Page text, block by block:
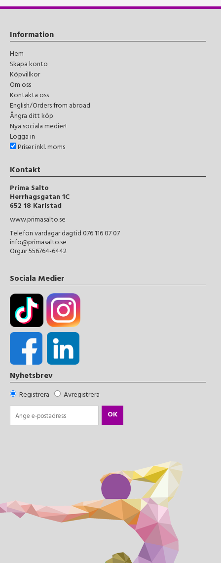
Information
Hem
Skapa konto
Köpvillkor
Om oss
Kontakta oss
English/Orders from abroad
Ångra ditt köp
Nya sociala medier!
Logga in
Priser inkl. moms
Kontakt
Prima Salto
Herrhagsgatan 1C
652 18 Karlstad
www.primasalto.se
Telefon vardagar dagtid 076 116 07 07
info@primasalto.se
Org.nr 556764-6442
Sociala Medier
Nyhetsbrev
Registrera
Avregistrera
OK